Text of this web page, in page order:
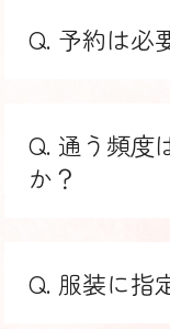
Q. 予約は必
Q. 通う頻度
か？
Q. 服装に指